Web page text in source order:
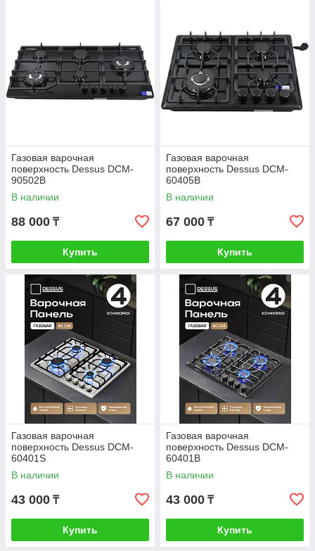
Газовая варочная
поверхность Dessus DCM-
90502B
В наличии
88 000 ₸
Купить
Газовая варочная
поверхность Dessus DCM-
60405B
В наличии
67 000 ₸
Купить
Газовая варочная
поверхность Dessus DCM-
60401S
В наличии
43 000 ₸
Купить
Газовая варочная
поверхность Dessus DCM-
60401B
В наличии
43 000 ₸
Купить